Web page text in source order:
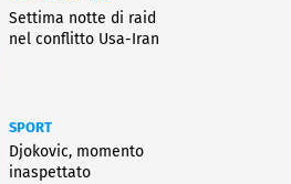
Settima notte di raid
nel conflitto Usa-Iran
SPORT
Djokovic, momento
inaspettato